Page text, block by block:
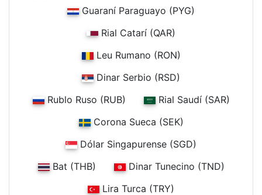
Guaraní Paraguayo (PYG)
Rial Catarí (QAR)
Leu Rumano (RON)
Dinar Serbio (RSD)
Rublo Ruso (RUB)
Rial Saudí (SAR)
Corona Sueca (SEK)
Dólar Singapurense (SGD)
Bat (THB)
Dinar Tunecino (TND)
Lira Turca (TRY)